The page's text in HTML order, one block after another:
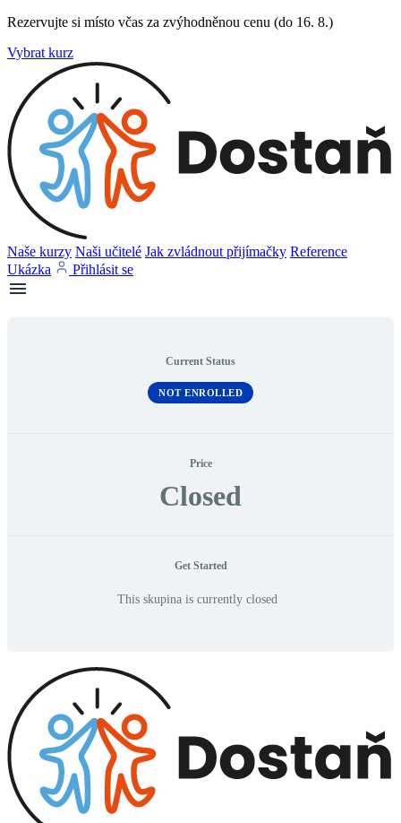
Rezervujte si místo včas za zvýhodněnou cenu (do 16. 8.)
Vybrat kurz
Naše kurzy Naši učitelé Jak zvládnout přijímačky Reference
Ukázka
Přihlásit se
Current Status
NOT ENROLLED
Price
Closed
Get Started
This skupina is currently closed